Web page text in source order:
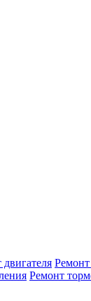
Ремонт
Ремонт